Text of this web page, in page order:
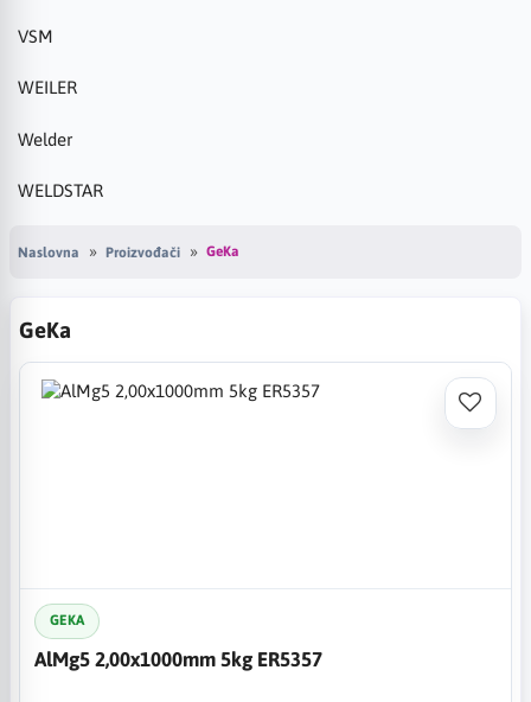
VSM
WEILER
Welder
WELDSTAR
Naslovna Proizvođači GeKa
GeKa
GEKA
AlMg5 2,00x1000mm 5kg ER5357